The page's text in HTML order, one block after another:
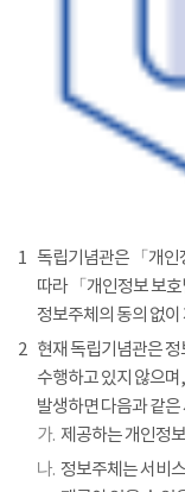
1 독립기념관은 「개인
따라 「개인정보 보
정보주체의 동의 없이
2 현재 독립기념관은
수행하고 있지 않으
발생하면 다음과 같
가. 제공하는 개인정
나. 정보주체는 서비